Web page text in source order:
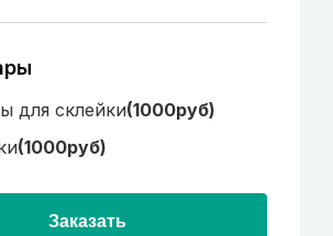
для склейки(1000руб)
(1000руб)
Заказать